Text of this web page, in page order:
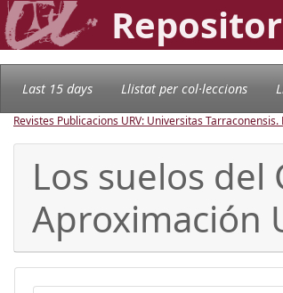
Last 15 days Llistat per col·leccions
Revistes Publicacions URV: Universitas
Los suelos del
Aproximación